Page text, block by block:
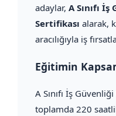
adaylar, A Sınıfı
Sertifikası alarak,
aracılığıyla iş
Eğitimin
A Sınıfı İş
toplamda 220